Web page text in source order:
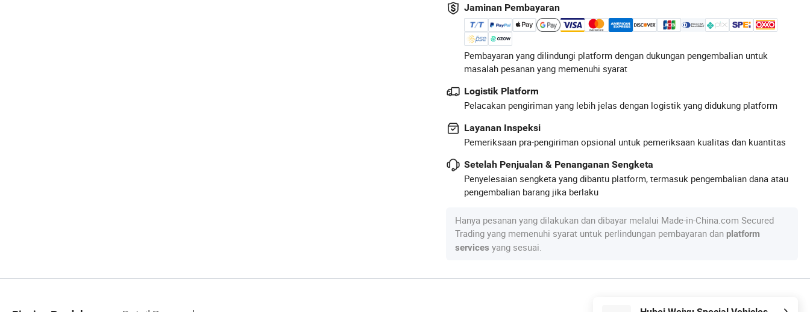
Jaminan Pembayaran
Pembayaran yang dilindungi platform dengan dukungan pengembalian untuk
masalah pesanan yang memenuhi syarat
Logistik Platform
Pelacakan pengiriman yang lebih jelas dengan logistik yang didukung platform
Layanan Inspeksi
Pemeriksaan pra-pengiriman opsional untuk pemeriksaan kualitas dan kuantitas
Setelah Penjualan & Penanganan Sengketa
Penyelesaian sengketa yang dibantu platform, termasuk pengembalian dana atau
pengembalian barang jika berlaku
Hanya pesanan yang dilakukan dan dibayar melalui Made-in-China.com Secured
Trading yang memenuhi syarat untuk perlindungan pembayaran dan platform
services yang sesuai.